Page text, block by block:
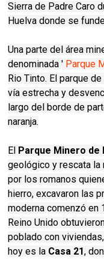
Sierra de Padre Caro
Huelva donde se
Una parte del área
denominada ' Parque
Rio Tinto. El parque
vía estrecha y
largo del borde de
naranja.
El Parque Minero
geológico y rescata la
por los romanos
hierro, excavaron las
moderna comenzó en
Reino Unido
poblado con
hoy es la Casa 21,